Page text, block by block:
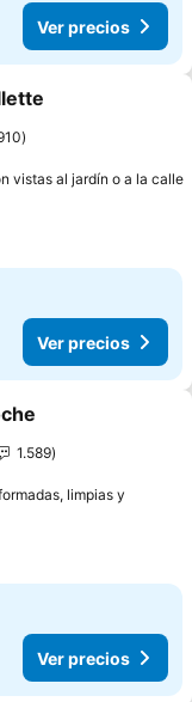
Ver precios
vistas al jardín o a la calle
Ver precios
1.589
limpias y
Ver precios